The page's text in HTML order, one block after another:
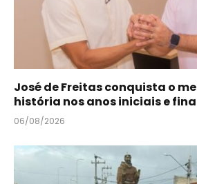
José de Freitas conquista o
história nos anos iniciais e
06/08/2026